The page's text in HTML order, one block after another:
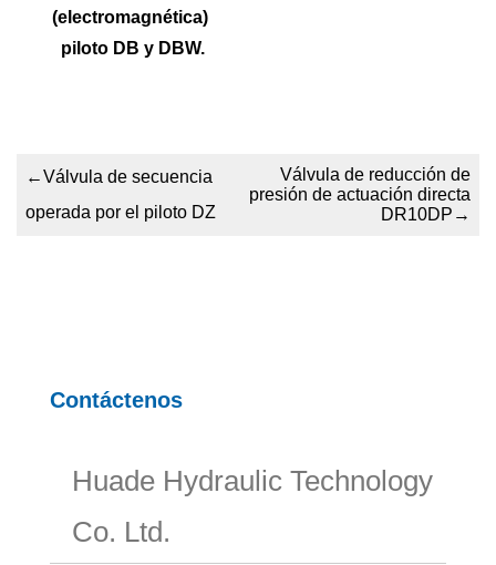
(electromagnética)
piloto DB y DBW.
←Válvula de secuencia
operada por el piloto DZ
Válvula de reducción de
presión de actuación directa
DR10DP →
Contáctenos
Huade Hydraulic Technology
Co. Ltd.